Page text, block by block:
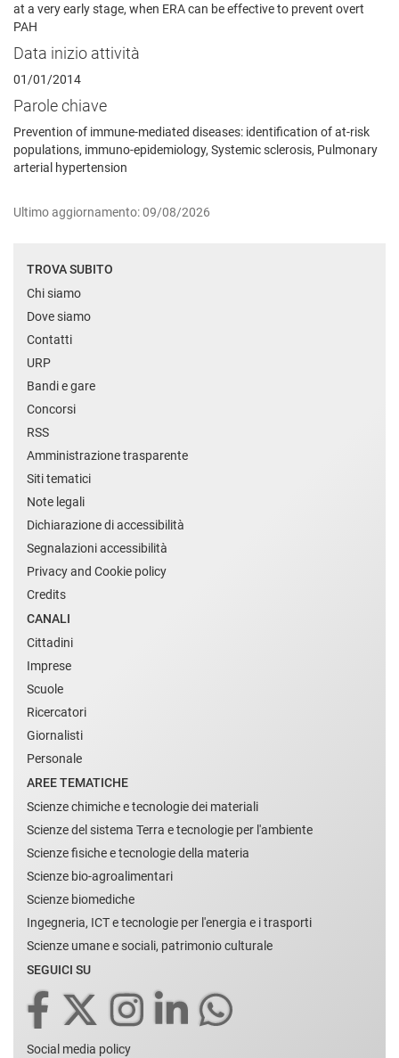
at a very early stage, when ERA can be effective to prevent overt
PAH
Data inizio attività
01/01/2014
Parole chiave
Prevention of immune-mediated diseases: identification of at-risk
populations, immuno-epidemiology, Systemic sclerosis, Pulmonary
arterial hypertension
Ultimo aggiornamento: 09/08/2026
TROVA SUBITO
Chi siamo
Dove siamo
Contatti
URP
Bandi e gare
Concorsi
RSS
Amministrazione trasparente
Siti tematici
Note legali
Dichiarazione di accessibilità
Segnalazioni accessibilità
Privacy and Cookie policy
Credits
CANALI
Cittadini
Imprese
Scuole
Ricercatori
Giornalisti
Personale
AREE TEMATICHE
Scienze chimiche e tecnologie dei materiali
Scienze del sistema Terra e tecnologie per l'ambiente
Scienze fisiche e tecnologie della materia
Scienze bio-agroalimentari
Scienze biomediche
Ingegneria, ICT e tecnologie per l'energia e i trasporti
Scienze umane e sociali, patrimonio culturale
SEGUICI SU
Social media policy